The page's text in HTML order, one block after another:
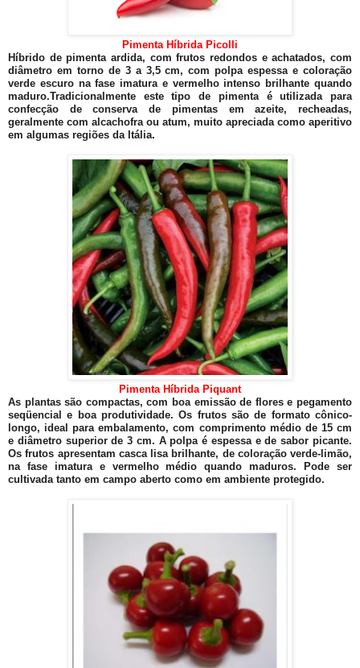
Pimenta Híbrida Picolli
Híbrido de pimenta ardida, com frutos redondos e achatados, com
diâmetro em torno de 3 a 3,5 cm, com polpa espessa e coloração
verde escuro na fase imatura e vermelho intenso brilhante quando
maduro.Tradicionalmente este tipo de pimenta é utilizada para
confecção de conserva de pimentas em azeite, recheadas,
geralmente com alcachofra ou atum, muito apreciada como aperitivo
em algumas regiões da Itália.
Pimenta Híbrida Piquant
As plantas são compactas, com boa emissão de flores e pegamento
seqüencial e boa produtividade. Os frutos são de formato cônico-
longo, ideal para embalamento, com comprimento médio de 15 cm
e diâmetro superior de 3 cm. A polpa é espessa e de sabor picante.
Os frutos apresentam casca lisa brilhante, de coloração verde-limão,
na fase imatura e vermelho médio quando maduros. Pode ser
cultivada tanto em campo aberto como em ambiente protegido.